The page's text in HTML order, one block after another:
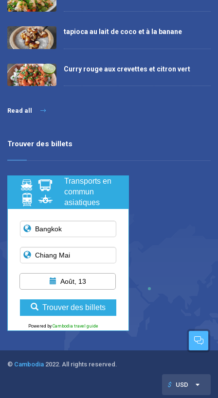
tapioca au lait de coco et à la banane
Curry rouge aux crevettes et citron vert
Read all
Trouver des billets
Transports en
commun
asiatiques
Août, 13
Trouver des billets
Powered by Cambodia travel guide
© Cambodia 2022. All rights reserved.
$ USD